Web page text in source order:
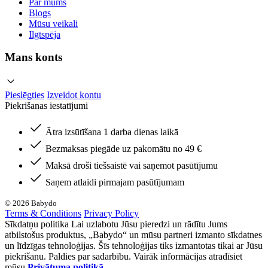
Blogs
Mūsu veikali
Ilgtspēja
Mans konts
Pieslēgties Izveidot kontu
Piekrišanas iestatījumi
Ātra izsūtīšana 1 darba dienas laikā
Bezmaksas piegāde uz pakomātu no 49 €
Maksā droši tiešsaistē vai saņemot pasūtījumu
Saņem atlaidi pirmajam pasūtījumam
© 2026 Babydo
Terms & Conditions Privacy Policy
Sīkdatņu politika Lai uzlabotu Jūsu pieredzi un rādītu Jums
atbilstošus produktus, „Babydo“ un mūsu partneri izmanto sīkdatnes
un līdzīgas tehnoloģijas. Šīs tehnoloģijas tiks izmantotas tikai ar Jūsu
piekrišanu. Paldies par sadarbību. Vairāk informācijas atradīsiet